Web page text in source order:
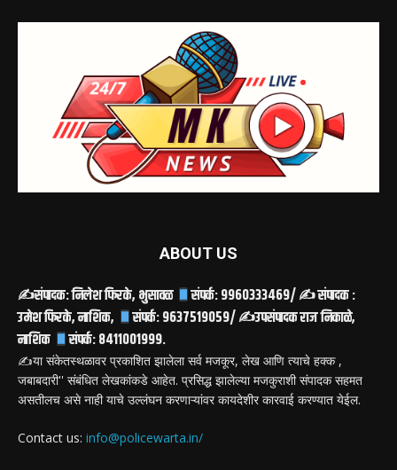
ABOUT US
✍संपादक: निलेश फिरके, भुसावळ संपर्क: 9960333469/ ✍संपादक :
उमेश फिरके, नाशिक,
संपर्क: 9637519059/ ✍उपसंपादक राज निकाळे,
नाशिक
संपर्क: 8411001999.
✍️या संकेतस्थळावर प्रकाशित झालेला सर्व मजकूर, लेख आणि त्याचे हक्क ,
जबाबदारी'' संबंधित लेखकांकडे आहेत. प्रसिद्ध झालेल्या मजकुराशी संपादक सहमत
असतीलच असे नाही याचे उल्लंघन करणाऱ्यांवर कायदेशीर कारवाई करण्यात येईल.
Contact us: info@policewarta.in/